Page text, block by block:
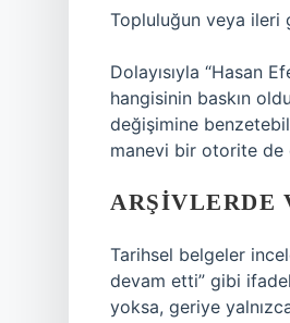
Topluluğun veya ileri
Dolayısıyla “Hasan
hangisinin baskın
değişimine
manevi bir otorite de
ARŞIVLERDE
Tarihsel belgeler
devam etti” gibi
yoksa, geriye